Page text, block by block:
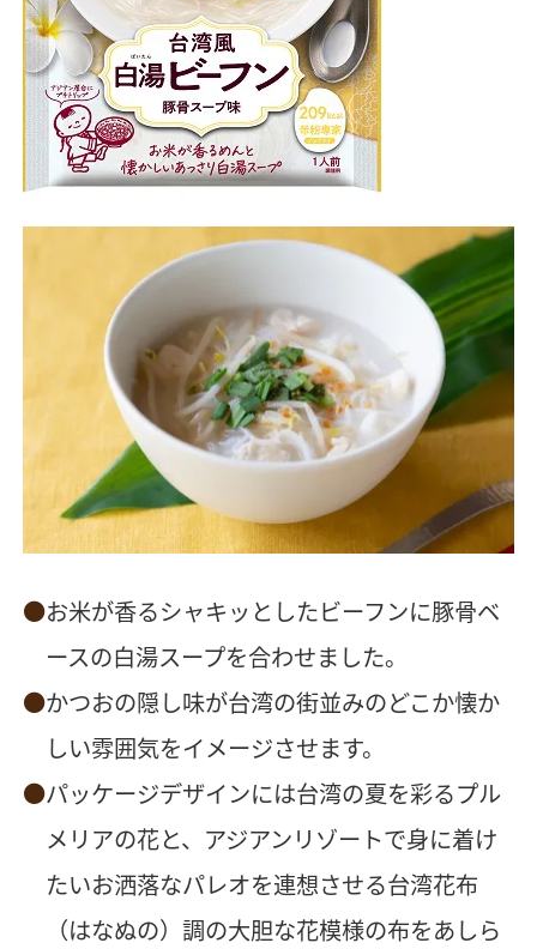
お米が香るシャキッとしたビーフンに豚骨ベ
ースの白湯スープを合わせました。
かつおの隠し味が台湾の街並みのどこか懐か
しい雰囲気をイメージさせます。
パッケージデザインには台湾の夏を彩るプル
メリアの花と、アジアンリゾートで身に着け
たいお洒落なパレオを連想させる台湾花布
（はなぬの）調の大胆な花模様の布をあしら